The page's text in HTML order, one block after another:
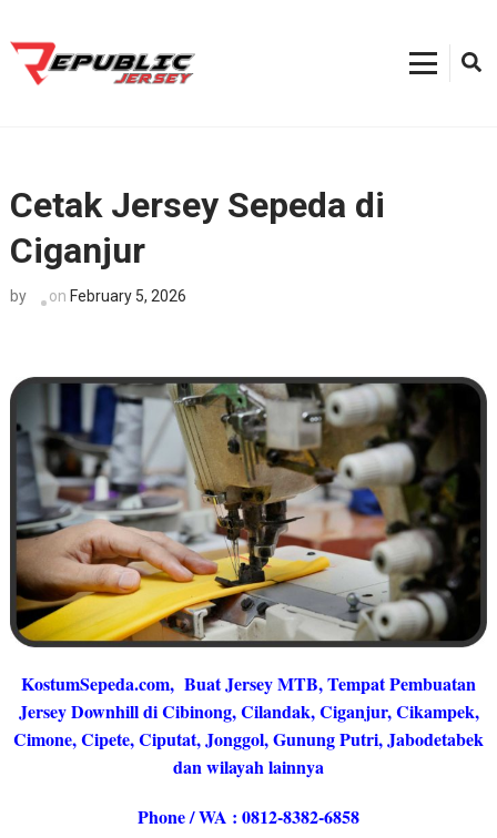
to
content
Kostum Sepeda
0812-8382-6858, Toko Kostum Terdekat, Tempat Buat Jersey Bekasi
Cetak Jersey Sepeda di
Ciganjur
by on February 5, 2026
KostumSepeda.com, Buat Jersey MTB, Tempat Pembuatan
Jersey Downhill di Cibinong, Cilandak, Ciganjur, Cikampek,
Cimone, Cipete, Ciputat, Jonggol, Gunung Putri, Jabodetabek
dan wilayah lainnya
Phone / WA : 0812-8382-6858